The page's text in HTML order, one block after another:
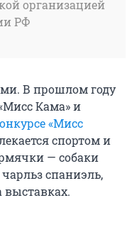
организацией
РФ
В прошлом году
Кама» и
«Мисс
спортом и
— собаки
спаниэль,
выставках.